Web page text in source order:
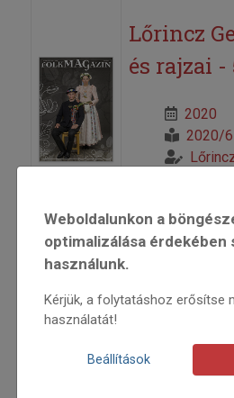
Lőrincz
és rajzai -
2020
2020/6
Lőrincz
és rajzai - 6.
Weboldalunkon a
optimalizálása érdekében
használunk.
Kérjük, a folytatáshoz erősítse
használatát!
Beállítások